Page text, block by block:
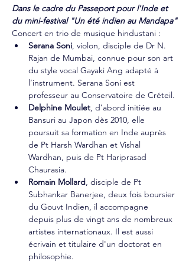
Dans le cadre du Passeport pour l'Inde et
du mini-festival "Un été indien au Mandapa"
Concert en trio de musique hindustani :
Serana Soni, violon, disciple de Dr N.
Rajan de Mumbai, connue pour son art
du style vocal Gayaki Ang adapté à
l’instrument. Serana Soni est
professeur au Conservatoire de Créteil.
Delphine Moulet, d’abord initiée au
Bansuri au Japon dès 2010, elle
poursuit sa formation en Inde auprès
de Pt Harsh Wardhan et Vishal
Wardhan, puis de Pt Hariprasad
Chaurasia.
Romain Mollard, disciple de Pt
Subhankar Banerjee, deux fois boursier
du Gouvt Indien, il accompagne
depuis plus de vingt ans de nombreux
artistes internationaux. Il est aussi
écrivain et titulaire d'un doctorat en
philosophie.